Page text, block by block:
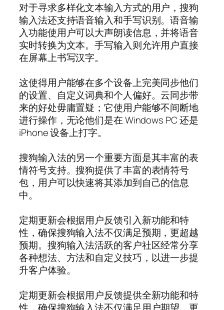
对于寻求多样化文本输入方式的用户，搜狗
输入法还支持语音输入和手写识别。语音输
入功能使用户可以大声朗读信息，并将语音
实时转换为文本。手写输入则允许用户直接
在屏幕上书写汉字。
这使得用户能够在多个设备上完美同步他们
的设置、自定义词典和个人偏好。云同步带
来的好处毋庸置疑；它使用户能够不间断地
进行操作，无论他们是在 Windows PC 还是
iPhone 设备上打字。
搜狗输入法的另一个重要方面是其丰富的表
情符号支持。搜狗提供了丰富的表情符号
包，用户可以快速将其添加到自己的信息
中。
定期更新会根据用户反馈引入新功能和特
性，确保搜狗输入法不仅满足预期，更超越
预期。搜狗输入法活跃的客户社区经常分享
各种想法、方法和自定义技巧，以进一步提
升客户体验。
定期更新会根据用户反馈提供全新功能和特